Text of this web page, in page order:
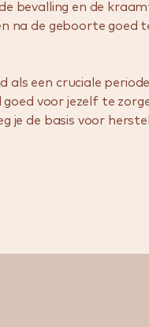
bevalling en de
na de geboorte goed
een cruciale periode
voor jezelf te
je de basis voor